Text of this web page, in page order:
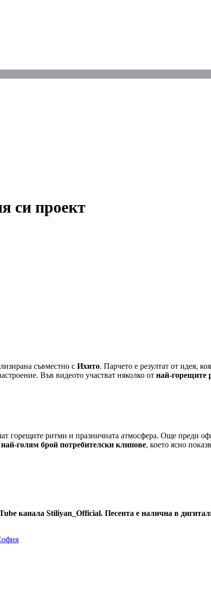
си проект
съвместно с Ихито. Парчето е резултат от идея,
Във видеото участват няколко от най-горещите
горещите ритми и празничната атмосфера. Още преди
най-голям брой потребителски клипове, което ясно
канала Stiliyan_Official. Песента е налична в